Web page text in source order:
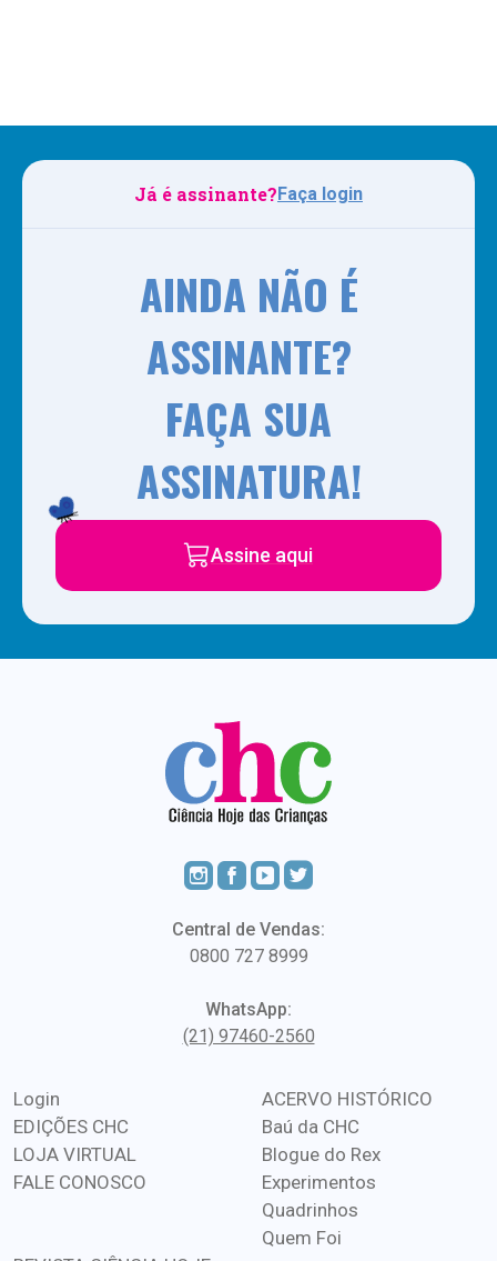
Já é assinante?Faça login
AINDA NÃO É
ASSINANTE?
FAÇA SUA
ASSINATURA!
Assine aqui
Central de Vendas:
0800 727 8999
WhatsApp:
(21) 97460-2560
Login
EDIÇÕES CHC
LOJA VIRTUAL
FALE CONOSCO
ACERVO HISTÓRICO
Baú da CHC
Blogue do Rex
Experimentos
Quadrinhos
Quem Foi